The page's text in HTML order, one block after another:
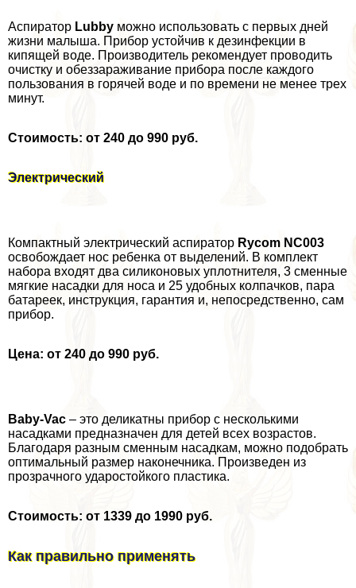
Аспиратор Lubby можно использовать с первых дней
жизни малыша. Прибор устойчив к дезинфекции в
кипящей воде. Производитель рекомендует проводить
очистку и обеззараживание прибора после каждого
пользования в горячей воде и по времени не менее трех
минут.
Стоимость: от 240 до 990 руб.
Электрический
Компактный электрический аспиратор Rycom NC003
освобождает нос ребенка от выделений. В комплект
набора входят два силиконовых уплотнителя, 3 сменные
мягкие насадки для носа и 25 удобных колпачков, пара
батареек, инструкция, гарантия и, непосредственно, сам
прибор.
Цена: от 240 до 990 руб.
Baby-Vac – это деликатны прибор с несколькими
насадками предназначен для детей всех возрастов.
Благодаря разным сменным насадкам, можно подобрать
оптимальный размер наконечника. Произведен из
прозрачного ударостойкого пластика.
Стоимость: от 1339 до 1990 руб.
Как правильно применять